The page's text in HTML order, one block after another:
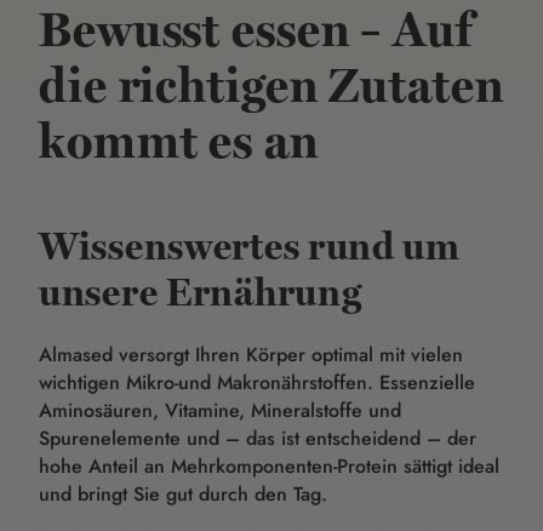
Bewusst essen – Auf
die richtigen Zutaten
kommt es an
Wissenswertes rund um
unsere Ernährung
Almased versorgt Ihren Körper optimal mit vielen
wichtigen Mikro-und Makronährstoffen. Essenzielle
Aminosäuren, Vitamine, Mineralstoffe und
Spurenelemente und – das ist entscheidend – der
hohe Anteil an Mehrkomponenten-Protein sättigt ideal
und bringt Sie gut durch den Tag.